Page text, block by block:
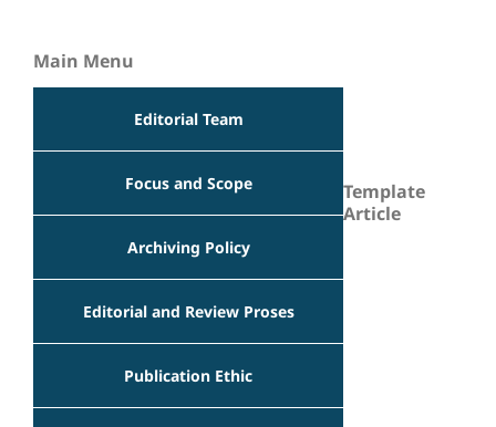
Main Menu
Editorial Team
Focus and Scope
Archiving Policy
Editorial and Review Proses
Publication Ethic
Template
Article